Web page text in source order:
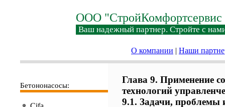
ООО "СтройКомфортсервис
Ваш надежный партнер. Стройте с
О компании | Наши
Бетононасосы:
Глава 9. Применение
технологий
9.1. Задачи, проблемы